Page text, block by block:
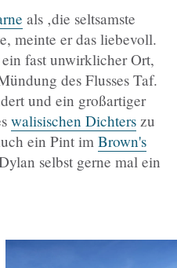
als ‚die seltsamste
meinte er das liebevoll.
fast unwirklicher Ort,
des Flusses Taf.
und ein großartiger
walisischen Dichters zu
ein Pint im Brown's
selbst gerne mal ein